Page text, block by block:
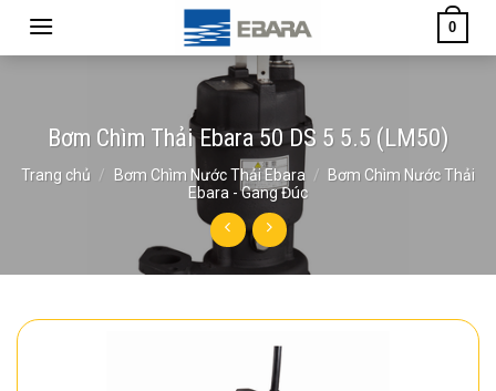
0
Bơm Chìm Thải Ebara 50 DS 5 5.5 (LM50)
Trang chủ / Bơm Chìm Nước Thải Ebara /
Bơm Chìm Nước Thải
Ebara - Gang Đúc